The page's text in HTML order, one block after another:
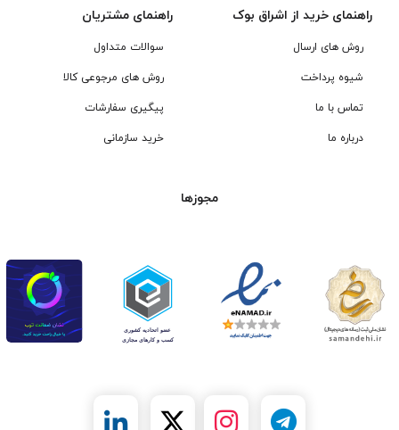
راهنمای خرید از اشراق بوک
روش های ارسال
شیوه پرداخت
تماس با ما
درباره ما
راهنمای مشتریان
سوالات متداول
روش های مرجوعی کالا
پیگیری سفارشات
خرید سازمانی
مجوزها